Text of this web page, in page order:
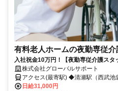
有料老人ホームの夜勤専従介
入社祝金10万円！【夜勤専従介護ス
ンクOK／Wワーク・扶養内OK／髪色自
株式会社グローバルサポート
アクセス(最寄駅) ◆清瀬駅（西武
池袋線）-車5分 ◆秋津駅（西武池袋
日給31,000円